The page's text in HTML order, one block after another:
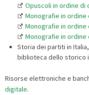
Opuscoli in ordine di
Monografie in ordine
Monografie in ordine
Monografie in ordine
Storia dei partiti in
biblioteca dello storico
Risorse elettroniche e
digitale.